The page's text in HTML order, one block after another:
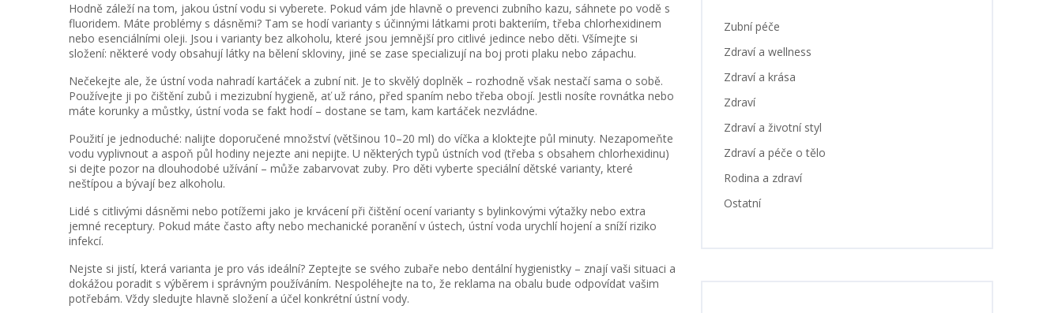
Hodně záleží na tom, jakou ústní vodu si vyberete. Pokud vám jde hlavně o prevenci zubního kazu, sáhnete po vodě s
fluoridem. Máte problémy s dásněmi? Tam se hodí varianty s účinnými látkami proti bakteriím, třeba chlorhexidinem
nebo esenciálními oleji. Jsou i varianty bez alkoholu, které jsou jemnější pro citlivé jedince nebo děti. Všímejte si
složení: některé vody obsahují látky na bělení skloviny, jiné se zase specializují na boj proti plaku nebo zápachu.
Nečekejte ale, že ústní voda nahradí kartáček a zubní nit. Je to skvělý doplněk – rozhodně však nestačí sama o sobě.
Používejte ji po čištění zubů i mezizubní hygieně, ať už ráno, před spaním nebo třeba obojí. Jestli nosíte rovnátka nebo
máte korunky a můstky, ústní voda se fakt hodí – dostane se tam, kam kartáček nezvládne.
Použití je jednoduché: nalijte doporučené množství (většinou 10–20 ml) do víčka a kloktejte půl minuty. Nezapomeňte
vodu vyplivnout a aspoň půl hodiny nejezte ani nepijte. U některých typů ústních vod (třeba s obsahem chlorhexidinu)
si dejte pozor na dlouhodobé užívání – může zabarvovat zuby. Pro děti vyberte speciální dětské varianty, které
neštípou a bývají bez alkoholu.
Lidé s citlivými dásněmi nebo potížemi jako je krvácení při čištění ocení varianty s bylinkovými výtažky nebo extra
jemné receptury. Pokud máte často afty nebo mechanické poranění v ústech, ústní voda urychlí hojení a sníží riziko
infekcí.
Nejste si jistí, která varianta je pro vás ideální? Zeptejte se svého zubaře nebo dentální hygienistky – znají vaši situaci a
dokážou poradit s výběrem i správným používáním. Nespoléhejte na to, že reklama na obalu bude odpovídat vašim
potřebám. Vždy sledujte hlavně složení a účel konkrétní ústní vody.
Zubní péče
Zdraví a wellness
Zdraví a krása
Zdraví
Zdraví a životní styl
Zdraví a péče o tělo
Rodina a zdraví
Ostatní